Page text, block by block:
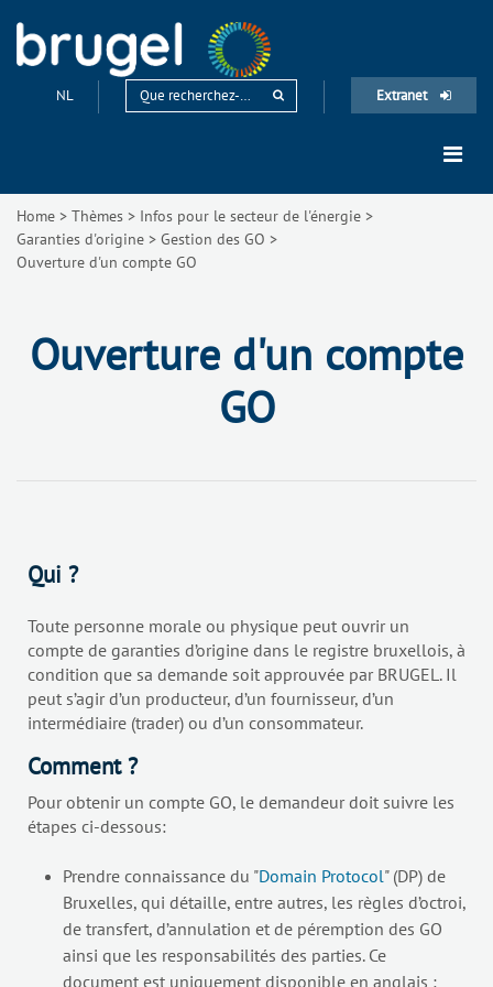
NL Extranet
Home > Thèmes > Infos pour le secteur de l'énergie >
Garanties d'origine > Gestion des GO >
Ouverture d'un compte GO
Ouverture d'un compte
GO
Qui ?
Toute personne morale ou physique peut ouvrir un
compte de garanties d’origine dans le registre bruxellois, à
condition que sa demande soit approuvée par BRUGEL. Il
peut s’agir d’un producteur, d’un fournisseur, d’un
intermédiaire (trader) ou d’un consommateur.
Comment ?
Pour obtenir un compte GO, le demandeur doit suivre les
étapes ci-dessous:
Prendre connaissance du "Domain Protocol" (DP) de
Bruxelles, qui détaille, entre autres, les règles d’octroi,
de transfert, d’annulation et de péremption des GO
ainsi que les responsabilités des parties. Ce
document est uniquement disponible en anglais ;